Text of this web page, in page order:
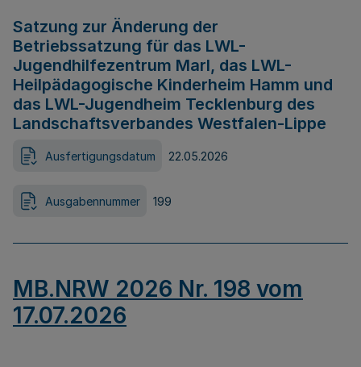
Satzung zur Änderung der
Betriebssatzung für das LWL-
Jugendhilfezentrum Marl, das LWL-
Heilpädagogische Kinderheim Hamm und
das LWL-Jugendheim Tecklenburg des
Landschaftsverbandes Westfalen-Lippe
Ausfertigungsdatum 22.05.2026
Ausgabennummer 199
MB.NRW 2026 Nr. 198 vom
17.07.2026